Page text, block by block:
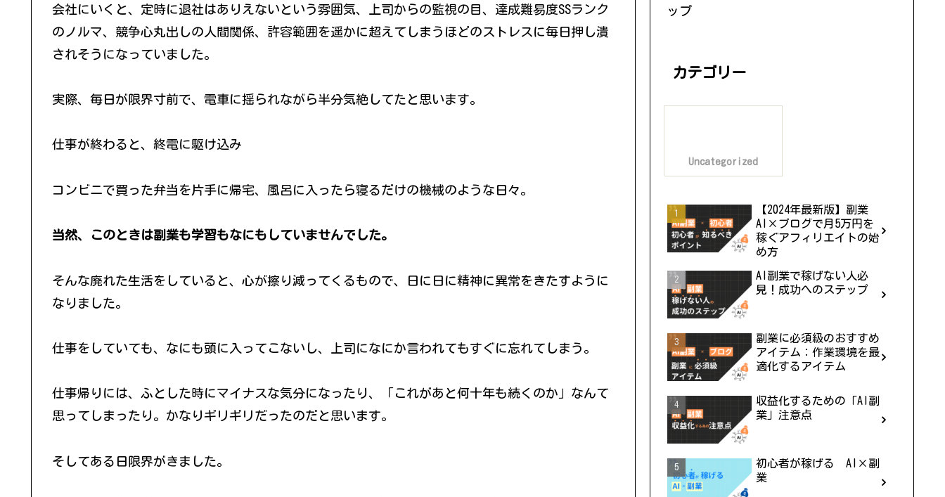
会社にいくと、定時に退社はありえないという雰囲気、上司からの監視の目、達成難易度SSランク
のノルマ、競争心丸出しの人間関係、許容範囲を遥かに超えてしまうほどのストレスに毎日押し潰
されそうになっていました。
実際、毎日が限界寸前で、電車に揺られながら半分気絶してたと思います。
仕事が終わると、終電に駆け込み
コンビニで買った弁当を片手に帰宅、風呂に入ったら寝るだけの機械のような日々。
当然、このときは副業も学習もなにもしていませんでした。
そんな廃れた生活をしていると、心が擦り減ってくるもので、日に日に精神に異常をきたすように
なりました。
仕事をしていても、なにも頭に入ってこないし、上司になにか言われてもすぐに忘れてしまう。
仕事帰りには、ふとした時にマイナスな気分になったり、「これがあと何十年も続くのか」なんて
思ってしまったり。かなりギリギリだったのだと思います。
そしてある日限界がきました。
ップ
カテゴリー
Uncategorized
【2024年最新版】副業
AI×ブログで月5万円を
稼ぐアフィリエイトの始
め方
AI副業で稼げない人必
見！成功へのステップ
副業に必須級のおすすめ
アイテム：作業環境を最
適化するアイテム
収益化するための「AI副
業」注意点
初心者が稼げる AI×副
業